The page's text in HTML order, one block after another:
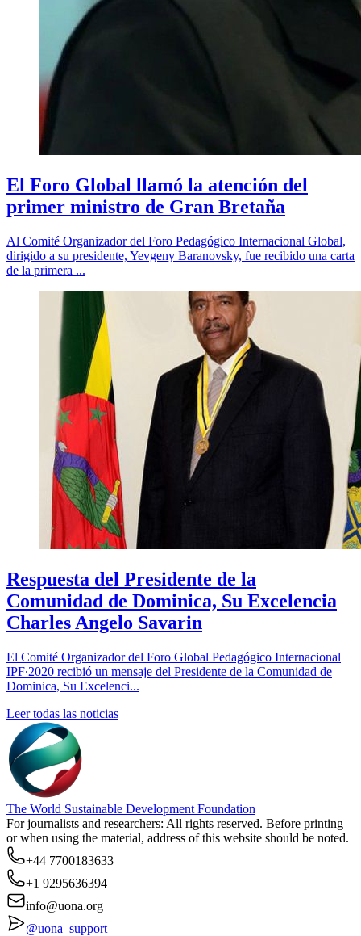
El Foro Global llamó la atención del
primer ministro de Gran Bretaña
Al Comité Organizador del Foro Pedagógico Internacional Global,
dirigido a su presidente, Yevgeny Baranovsky, fue recibido una carta
de la primera ...
Respuesta del Presidente de la
Comunidad de Dominica, Su Excelencia
Charles Angelo Savarin
El Comité Organizador del Foro Global Pedagógico Internacional
IPF∙2020 recibió un mensaje del Presidente de la Comunidad de
Dominica, Su Excelenci...
Leer todas las noticias
The World Sustainable Development Foundation
For journalists and researchers: All rights reserved. Before printing
or when using the material, address of this website should be noted.
+44 7700183633
+1 9295636394
info@uona.org
@uona_support